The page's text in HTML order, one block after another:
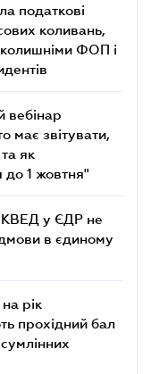
податкові
коливань,
ФОП і
вебінар
має звітувати,
як
до 1 жовтня"
КВЕД у ЄДР не
в єдиному
рік
прохідний бал